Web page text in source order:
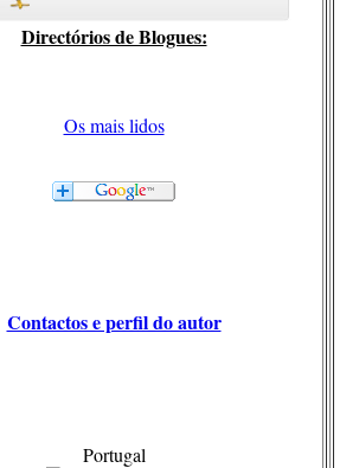
Directórios de Blogues:
Os mais lidos
Contactos e perfil do autor
Portugal